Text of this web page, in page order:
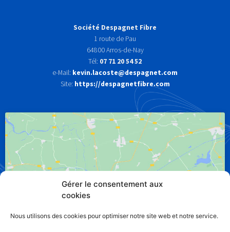
Gérer le consentement aux
cookies
Nous utilisons des cookies pour optimiser notre site web et notre service.
Société Despagnet Fibre
1 route de Pau
64800 Arros-de-Nay
Tél: 07 71 20 54 52
e-Mail: kevin.lacoste@despagnet.com
Site: https://despagnetfibre.com
Cliquez pour accepter les cookies
marketing et activer ce contenu